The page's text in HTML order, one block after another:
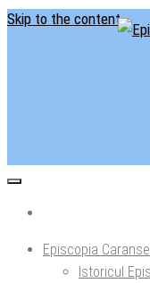
Skip to the content
Episcopia
Istoricul